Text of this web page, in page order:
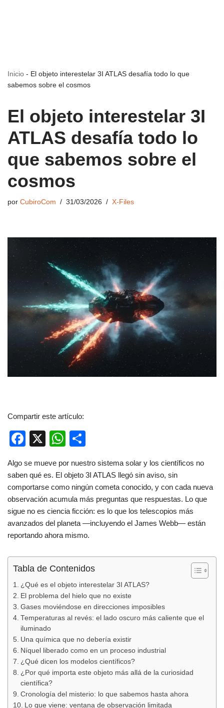
Inicio - El objeto interestelar 3I ATLAS desafía todo lo que
sabemos sobre el cosmos
El objeto interestelar 3I
ATLAS desafía todo lo
que sabemos sobre el
cosmos
por CubiroCom 31/03/2026 X-Files
Compartir este artículo:
F
c
e
b
o
o
X
W
at
s
A
p
p
m
p
ar
tir
Algo se mueve por nuestro sistema solar y los científicos no
saben qué es. El objeto 3I ATLAS llegó sin aviso, sin
comportarse como ningún cometa conocido, y con cada nueva
observación acumula más preguntas que respuestas. Lo que
sigue no es ciencia ficción: es lo que los telescopios más
avanzados del planeta —incluyendo el James Webb— están
reportando ahora mismo.
Tabla de Contenidos
¿Qué es el objeto interestelar 3I ATLAS?
El problema del hielo que no existe
Gases moviéndose en direcciones imposibles
Temperaturas al revés: el lado oscuro más caliente que el
iluminado
Una química que no debería existir
Níquel liberado como en un proceso industrial
¿Qué dicen los modelos científicos?
¿Por qué importa este objeto más allá de la curiosidad
científica?
Cronología del misterio: lo que sabemos hasta ahora
Lo que viene: ventana de observación limitada